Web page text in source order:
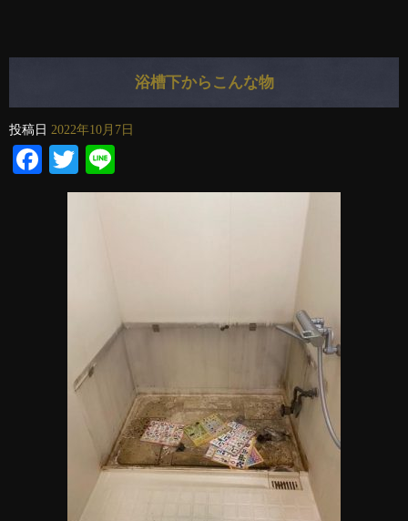
浴槽下からこんな物
投稿日 2022年10月7日
Facebook
Twitter